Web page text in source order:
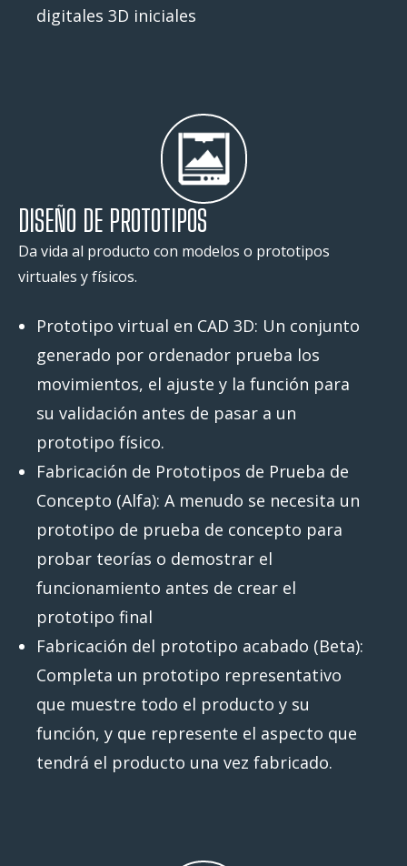
digitales 3D iniciales
DISEÑO DE PROTOTIPOS
Da vida al producto con modelos o prototipos
virtuales y físicos.
Prototipo virtual en CAD 3D: Un conjunto
generado por ordenador prueba los
movimientos, el ajuste y la función para
su validación antes de pasar a un
prototipo físico.
Fabricación de Prototipos de Prueba de
Concepto (Alfa): A menudo se necesita un
prototipo de prueba de concepto para
probar teorías o demostrar el
funcionamiento antes de crear el
prototipo final
Fabricación del prototipo acabado (Beta):
Completa un prototipo representativo
que muestre todo el producto y su
función, y que represente el aspecto que
tendrá el producto una vez fabricado.